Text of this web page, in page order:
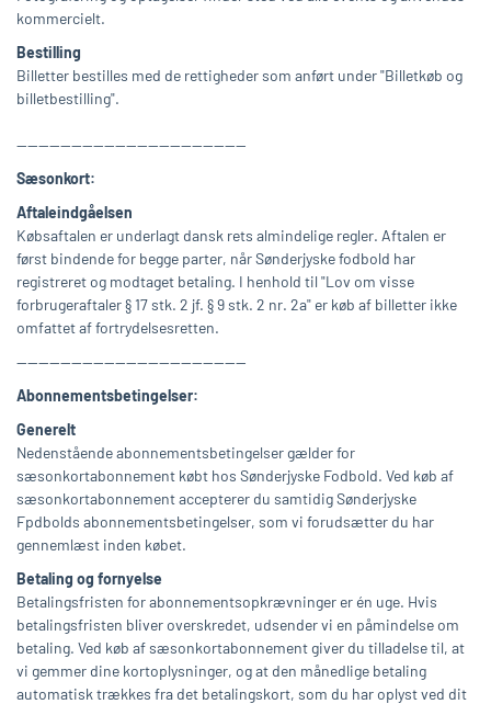
kommercielt.
Bestilling
Billetter bestilles med de rettigheder som anført under "Billetkøb og
billetbestilling".
------------------------------------------
Sæsonkort:
Aftaleindgåelsen
Købsaftalen er underlagt dansk rets almindelige regler. Aftalen er
først bindende for begge parter, når Sønderjyske fodbold har
registreret og modtaget betaling. I henhold til "Lov om visse
forbrugeraftaler § 17 stk. 2 jf. § 9 stk. 2 nr. 2a" er køb af billetter ikke
omfattet af fortrydelsesretten.
------------------------------------------
Abonnementsbetingelser:
Generelt
Nedenstående abonnementsbetingelser gælder for
sæsonkortabonnement købt hos Sønderjyske Fodbold. Ved køb af
sæsonkortabonnement accepterer du samtidig Sønderjyske
Fpdbolds abonnementsbetingelser, som vi forudsætter du har
gennemlæst inden købet.
Betaling og fornyelse
Betalingsfristen for abonnementsopkrævninger er én uge. Hvis
betalingsfristen bliver overskredet, udsender vi en påmindelse om
betaling. Ved køb af sæsonkortabonnement giver du tilladelse til, at
vi gemmer dine kortoplysninger, og at den månedlige betaling
automatisk trækkes fra det betalingskort, som du har oplyst ved dit